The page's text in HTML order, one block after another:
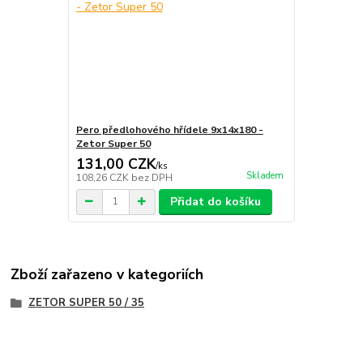
Pero předlohového hřídele 9x14x180 -
Zetor Super 50
131,00 CZK/ks
108,26 CZK bez DPH Skladem
Přidat do košíku
Zboží zařazeno v kategoriích
ZETOR SUPER 50 / 35